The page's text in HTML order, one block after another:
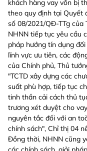
khách hàng vay vốn bị
theo quy định tại Quyết
số 08/2021/QĐ-TTg của
NHNN tiếp tục yêu cầu
pháp hướng tín dụng
lĩnh vực ưu tiên, các
của Chính phủ, Thủ
"TCTD xây dựng các
suất phù hợp, tiếp tục
tinh thần cải cách thủ
trương xét duyệt cho
nguyên tắc đối với an
chính sách", Chỉ thị 04
Đồng thời, NHNN cũng